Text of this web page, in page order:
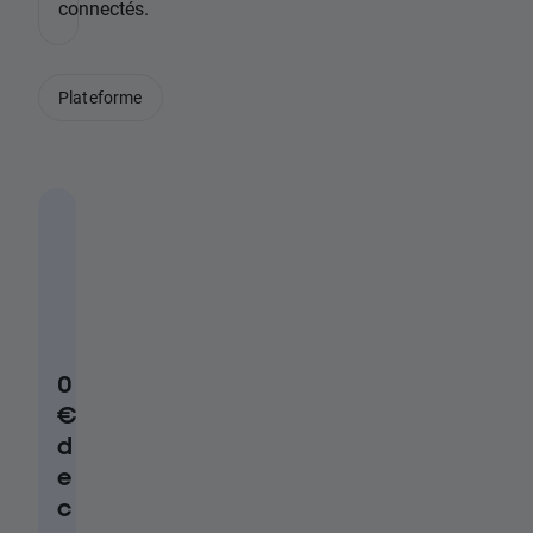
connectés.
0
€
d
e
c
Plateforme